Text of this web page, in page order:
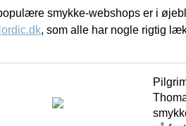
smykke-webshops er i
, som alle har nogle rigtig